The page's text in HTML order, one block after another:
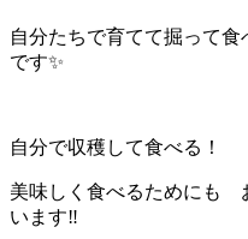
自分たちで育てて掘って
です✨
自分で収穫して食べる！
美味しく食べるためにも
います‼️